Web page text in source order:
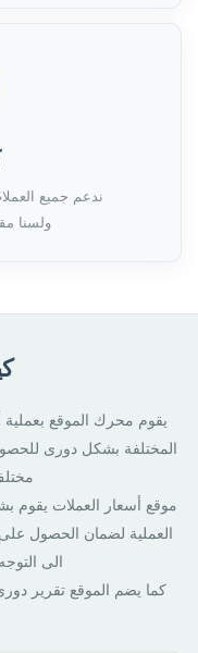
ندعم جميع
ولسنا
يقوم محرك الموقع
المختلفة بشكل دورى
موقع أسعار العملات يقوم
العملية لضمان الحصول
الى
كما يضم الموقع تقرير